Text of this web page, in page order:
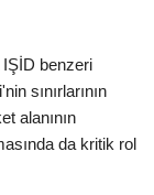
benzeri
sınırlarının
alanının
da kritik rol